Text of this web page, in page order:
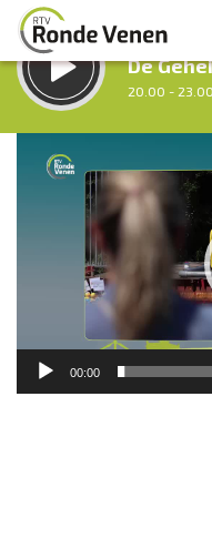
LUISTER LIVE:
De
20.00 -
Inklappen
00:00